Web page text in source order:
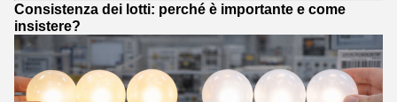
Consistenza dei lotti: perché è importante e come
insistere?